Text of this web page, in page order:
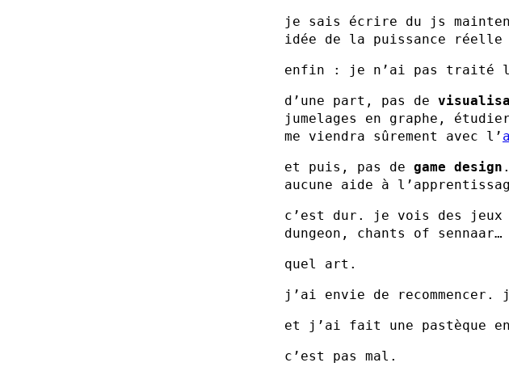
je sais écrire du js
idée de la puissance réelle
enfin : je n’ai pas traité
d’une part, pas de
jumelages en graphe,
me viendra sûrement avec l’
et puis, pas de game design
aucune aide à
c’est dur. je vois des
dungeon, chants of sennaar…
quel art.
j’ai envie de
et j’ai fait une pastèque
c’est pas mal.